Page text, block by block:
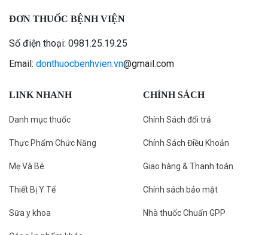
ĐƠN THUỐC BỆNH VIỆN
Số điện thoại: 0981.25.19.25
Email: donthuocbenhvien.vn@gmail.com
LINK NHANH
Danh mục thuốc
Thực Phẩm Chức Năng
Mẹ Và Bé
Thiết Bị Y Tế
Sữa y khoa
CHÍNH SÁCH
Chính Sách đổi trả
Chính Sách Điều Khoản
Giao hàng & Thanh toán
Chính sách bảo mật
Nhà thuốc Chuẩn GPP